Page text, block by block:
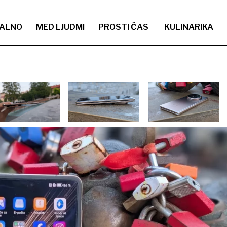
MED LJUDMI PROSTI ČAS KULINARIKA